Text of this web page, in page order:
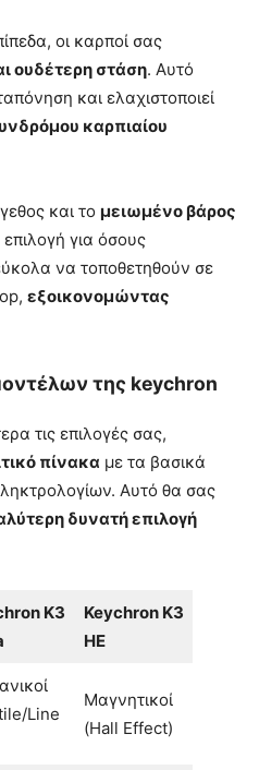
οι καρποί σας
ουδέτερη στάση. Αυτό
και ελαχιστοποιεί
καρπιαίου
και το μειωμένο βάρος
για όσους
να τοποθετηθούν σε
εξοικονομώντας
της keychron
τις επιλογές σας,
πίνακα με τα βασικά
Αυτό θα σας
δυνατή επιλογή
K3
Keychron K3
HE
Line
Μαγνητικοί
(Hall Effect)